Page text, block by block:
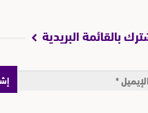
بالقائمة البريدية